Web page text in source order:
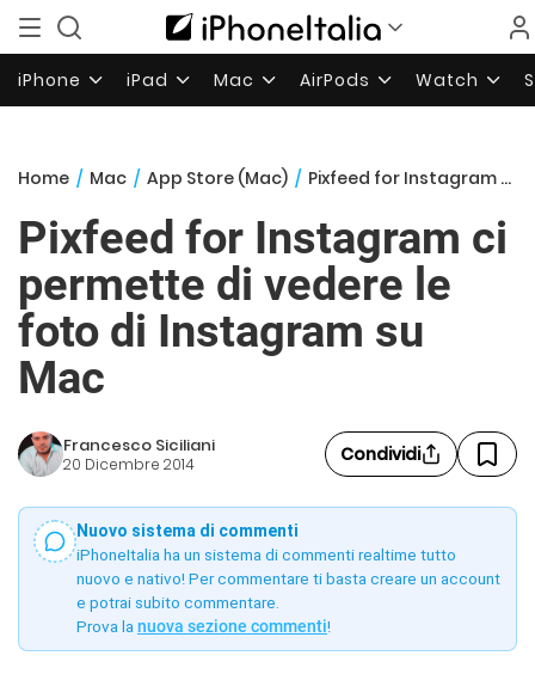
iPhone iPad Mac AirPods Watch
Home / Mac / App Store (Mac) / Pixfeed for Instagram ci permette di vedere le foto di Instagram su Mac
Pixfeed for Instagram ci
permette di vedere le
foto di Instagram su
Mac
Francesco Siciliani
20 Dicembre 2014 Condividi
Nuovo sistema di commenti
iPhoneItalia ha un sistema di commenti realtime tutto
nuovo e nativo! Per commentare ti basta creare un account
e potrai subito commentare.
Prova la nuova sezione commenti!